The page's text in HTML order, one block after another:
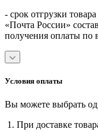
- срок отгрузки
«Почта России»
получения оплаты по
Условия оплаты
Вы можете выбрать
1. При доставке